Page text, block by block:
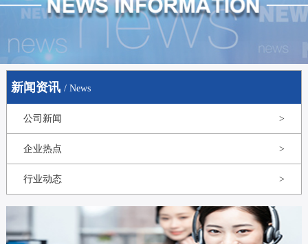
新闻资讯 / News
公司新闻 >
企业热点 >
行业动态 >